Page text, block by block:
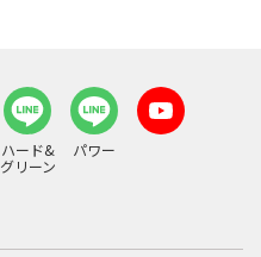
ハード&
グリーン
パワー